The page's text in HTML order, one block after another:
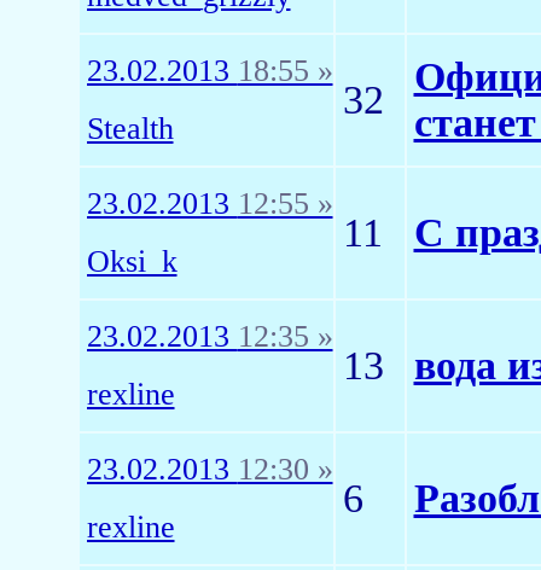
23.02.2013 18:55 »
Stealth
32
23.02.2013 12:55 »
Oksi_k
11 С
23.02.2013 12:35 »
rexline
13 вода
23.02.2013 12:30 »
rexline
6